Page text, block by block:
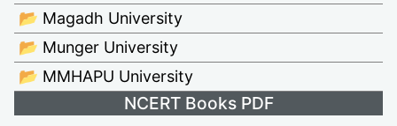
📂 Magadh University
📂 Munger University
📂 MMHAPU University
NCERT Books PDF